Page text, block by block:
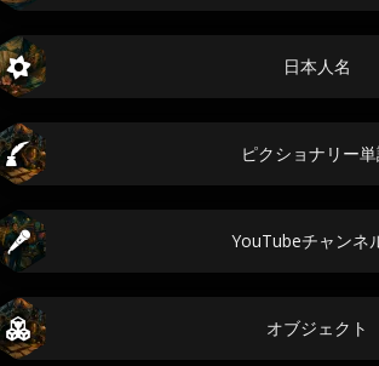
日本人名
ピクショナリー
YouTubeチャンネ
オブジェクト